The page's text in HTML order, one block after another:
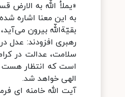
«یملأ اللّه به الارض
به این معنا اشاره
بقیّةاللّه بیرون
رهبری افزودند:
سلامت، عدالت در
است که انتظار هست
الهی خواهد شد.
آیت الله خامنه ای